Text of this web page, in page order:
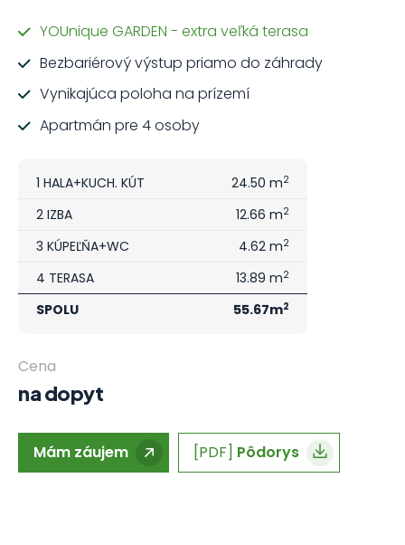
YOUnique GARDEN - extra veľká terasa
Bezbariérový výstup priamo do záhrady
Vynikajúca poloha na prízemí
Apartmán pre 4 osoby
1 HALA+KUCH. KÚT 24.50 m2
2 IZBA 12.66 m2
3 KÚPEĽŇA+WC 4.62 m2
4 TERASA 13.89 m2
SPOLU 55.67m2
Cena
na dopyt
Mám záujem [PDF] Pôdorys